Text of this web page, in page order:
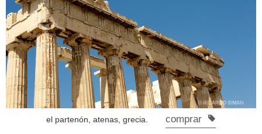
el partenón, atenas, grecia. comprar